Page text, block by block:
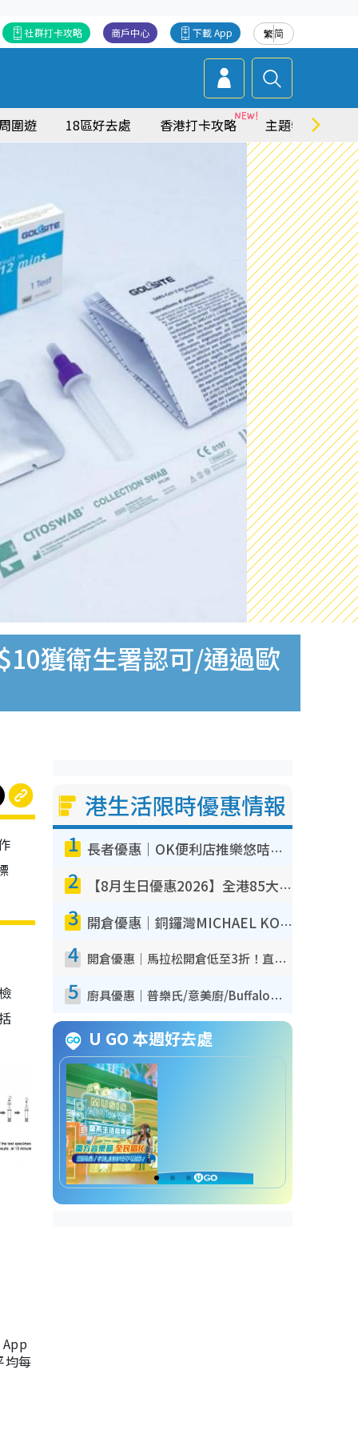
繁简
下載 App
商戶中心
社群打卡攻略
圍遊 18區好去處 香港打卡攻略 主題特集
獲衛生署認可/通過歐
均每
港生活限時優惠情報
1 長者優惠｜OK便利店推樂悠咭優惠！買麵包/牛奶/保健品拍卡即減
2 【8月生日優惠2026】全港85大食買玩著數攻略 自助餐/火鍋放題同行免費＋誠品/DONKI送現金券
3 開倉優惠｜銅鑼灣MICHAEL KORS開倉低至17折！直擊$500起買手袋/銀包/鞋款 必買經典Jet Set系列
4 開倉優惠｜馬拉松開倉低至3折！直擊$99起買adidas／New Balance／Puma鞋款 STANLEY保溫杯劈價至$119起
5 廚具優惠｜普樂氏/意美廚/Buffalo廚具低至3折！$89起買煎鍋／炒鑊／個人鍋 同場小家電激減至$99起
U GO 本週好去處